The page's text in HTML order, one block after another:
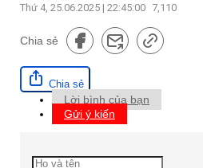
Thứ 4, 25.06.2025 | 22:45:00 7,110
Chia sẻ
Chia sẻ
Lời bình của bạn
Gửi ý kiến